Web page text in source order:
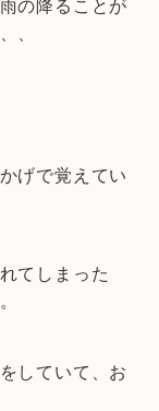
の降ることが
、
げで覚えてい
てしまった
していて、お